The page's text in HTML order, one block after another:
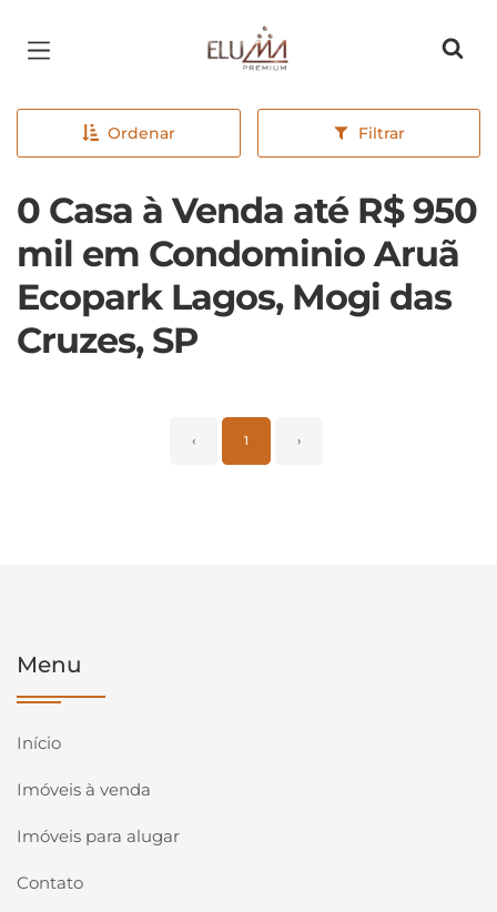
Página inicial
Ordenar Filtrar
0 Casa à Venda até R$ 950
mil em Condominio Aruã
Ecopark Lagos, Mogi das
Cruzes, SP
‹ 1 ›
Menu
Início
Imóveis à venda
Imóveis para alugar
Contato